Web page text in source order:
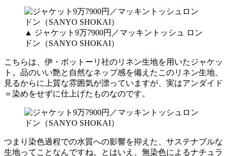
▲ ジャケット9万7900円／マッキントッシュ ロン
ドン（SANYO SHOKAI）
こちらは、伊・ボットーリ社のリネン生地を用いたジャケッ
ト。品のいい艶と自然なネップ感を備えたこのリネン生地、
見るからに上質な雰囲気が漂っていますが、実はアンダイド
＝染めをせずに仕上げたものなのです。
つまり染色過程での水質への影響を抑えた、サステナブルな
生地ってことなんですね。とはいえ、無染色によるナチュラ